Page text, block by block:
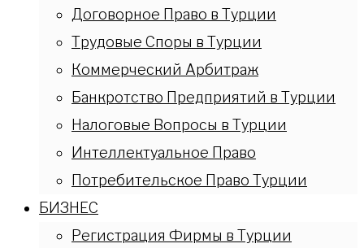
Договорное Право в Турции
Трудовые Споры в Турции
Коммерческий Арбитраж
Банкротство Предприятий в Турции
Налоговые Вопросы в Турции
Интеллектуальное Право
Потребительское Право Турции
БИЗНЕС
Регистрация Фирмы в Турции